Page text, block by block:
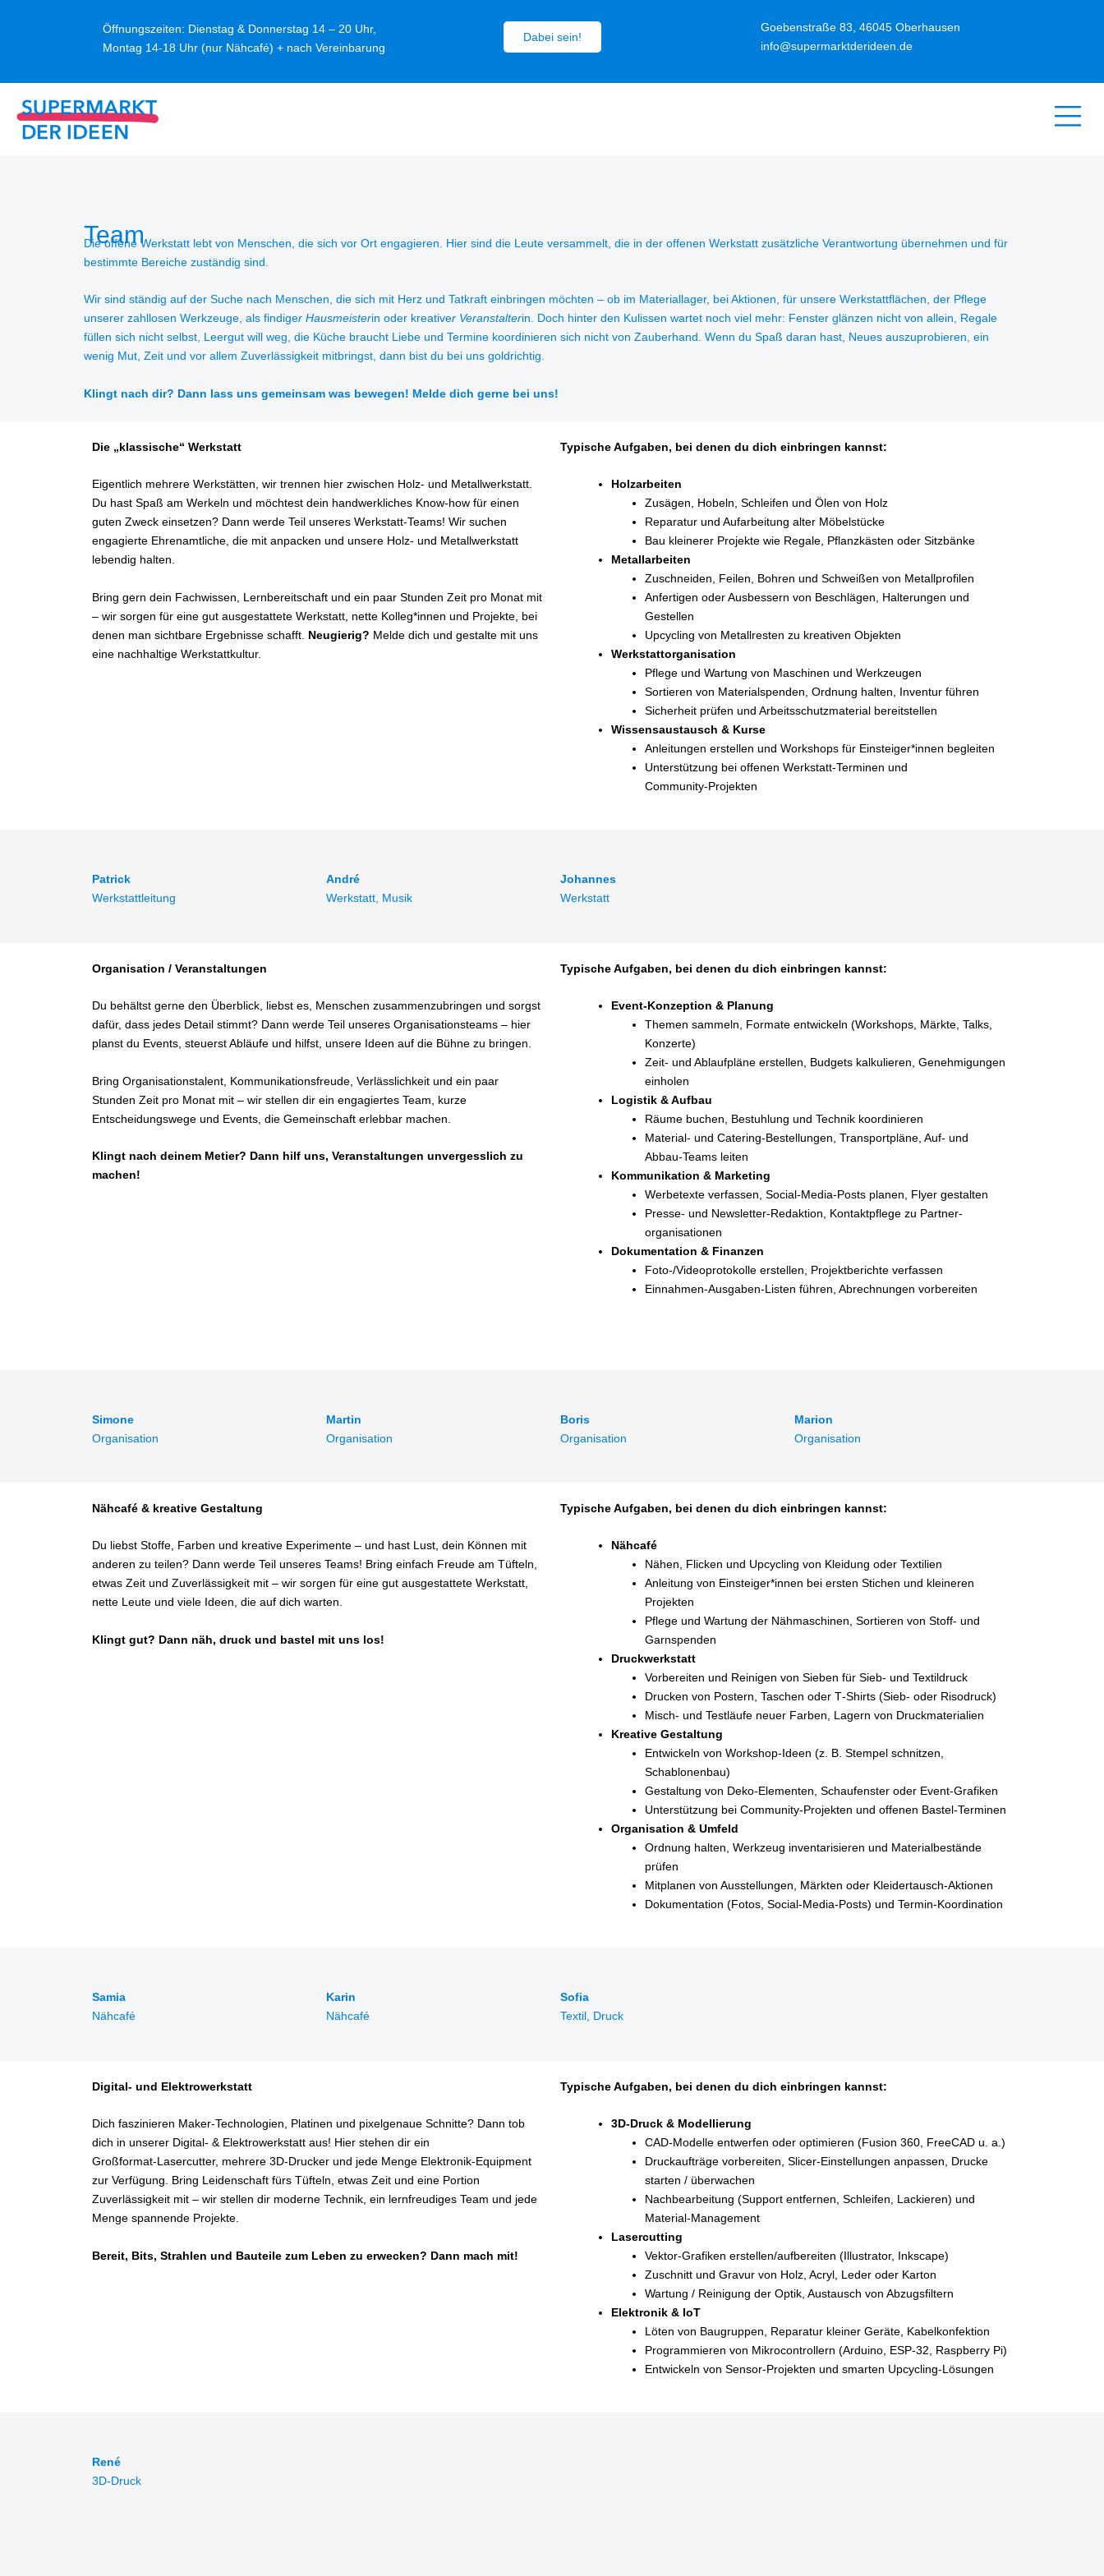
Öffnungszeiten: Dienstag & Donnerstag 14 – 20 Uhr,
Montag 14-18 Uhr (nur Nähcafé) + nach Vereinbarung
Dabei sein!
Goebenstraße 83, 46045 Oberhausen
info@supermarktderideen.de
Team
Die offene Werkstatt lebt von Menschen, die sich vor Ort engagieren. Hier sind die Leute versammelt, die in der offenen Werkstatt zusätzliche Verantwortung übernehmen und für
bestimmte Bereiche zuständig sind.
Wir sind ständig auf der Suche nach Menschen, die sich mit Herz und Tatkraft einbringen möchten – ob im Materiallager, bei Aktionen, für unsere Werkstattflächen, der Pflege
unserer zahllosen Werkzeuge, als findiger Hausmeisterin oder kreativer Veranstalterin. Doch hinter den Kulissen wartet noch viel mehr: Fenster glänzen nicht von allein, Regale
füllen sich nicht selbst, Leergut will weg, die Küche braucht Liebe und Termine koordinieren sich nicht von Zauberhand. Wenn du Spaß daran hast, Neues auszuprobieren, ein
wenig Mut, Zeit und vor allem Zuverlässigkeit mitbringst, dann bist du bei uns goldrichtig.
Klingt nach dir? Dann lass uns gemeinsam was bewegen! Melde dich gerne bei uns!
Die „klassische“ Werkstatt
Eigentlich mehrere Werkstätten, wir trennen hier zwischen Holz- und Metallwerkstatt.
Du hast Spaß am Werkeln und möchtest dein handwerkliches Know‑how für einen
guten Zweck einsetzen? Dann werde Teil unseres Werkstatt‑Teams! Wir suchen
engagierte Ehrenamtliche, die mit anpacken und unsere Holz‑ und Metallwerkstatt
lebendig halten.
Bring gern dein Fachwissen, Lernbereitschaft und ein paar Stunden Zeit pro Monat mit
– wir sorgen für eine gut ausgestattete Werkstatt, nette Kolleg*innen und Projekte, bei
denen man sichtbare Ergebnisse schafft. Neugierig? Melde dich und gestalte mit uns
eine nachhaltige Werkstattkultur.
Typische Aufgaben, bei denen du dich einbringen kannst:
Holzarbeiten
Zusägen, Hobeln, Schleifen und Ölen von Holz
Reparatur und Aufarbeitung alter Möbelstücke
Bau kleinerer Projekte wie Regale, Pflanzkästen oder Sitzbänke
Metallarbeiten
Zuschneiden, Feilen, Bohren und Schweißen von Metallprofilen
Anfertigen oder Ausbessern von Beschlägen, Halterungen und
Gestellen
Upcycling von Metallresten zu kreativen Objekten
Werkstattorganisation
Pflege und Wartung von Maschinen und Werkzeugen
Sortieren von Materialspenden, Ordnung halten, Inventur führen
Sicherheit prüfen und Arbeitsschutzmaterial bereitstellen
Wissensaustausch & Kurse
Anleitungen erstellen und Workshops für Einsteiger*innen begleiten
Unterstützung bei offenen Werkstatt‑Terminen und
Community‑Projekten
Patrick
Werkstattleitung
André
Werkstatt, Musik
Johannes
Werkstatt
Organisation / Veranstaltungen
Du behältst gerne den Überblick, liebst es, Menschen zusammenzubringen und sorgst
dafür, dass jedes Detail stimmt? Dann werde Teil unseres Organisationsteams – hier
planst du Events, steuerst Abläufe und hilfst, unsere Ideen auf die Bühne zu bringen.
Bring Organisationstalent, Kommunikationsfreude, Verlässlichkeit und ein paar
Stunden Zeit pro Monat mit – wir stellen dir ein engagiertes Team, kurze
Entscheidungswege und Events, die Gemeinschaft erlebbar machen.
Klingt nach deinem Metier? Dann hilf uns, Veranstaltungen unvergesslich zu
machen!
Typische Aufgaben, bei denen du dich einbringen kannst:
Event‑Konzeption & Planung
Themen sammeln, Formate entwickeln (Workshops, Märkte, Talks,
Konzerte)
Zeit‑ und Ablaufpläne erstellen, Budgets kalkulieren, Genehmigungen
einholen
Logistik & Aufbau
Räume buchen, Bestuhlung und Technik koordinieren
Material‑ und Catering‑Bestellungen, Transport­pläne, Auf‑ und
Abbau‑Teams leiten
Kommunikation & Marketing
Werbetexte verfassen, Social‑Media‑Posts planen, Flyer gestalten
Presse‑ und Newsletter‑Redaktion, Kontaktpflege zu Partner­
organisationen
Dokumentation & Finanzen
Foto‑/Videoprotokolle erstellen, Projektberichte verfassen
Einnahmen-Ausgaben‑Listen führen, Abrechnungen vorbereiten
Simone
Organisation
Martin
Organisation
Boris
Organisation
Marion
Organisation
Nähcafé & kreative Gestaltung
Du liebst Stoffe, Farben und kreative Experimente – und hast Lust, dein Können mit
anderen zu teilen? Dann werde Teil unseres Teams! Bring einfach Freude am Tüfteln,
etwas Zeit und Zuverlässigkeit mit – wir sorgen für eine gut ausgestattete Werkstatt,
nette Leute und viele Ideen, die auf dich warten.
Klingt gut? Dann näh, druck und bastel mit uns los!
Typische Aufgaben, bei denen du dich einbringen kannst:
Nähcafé
Nähen, Flicken und Upcycling von Kleidung oder Textilien
Anleitung von Einsteiger*innen bei ersten Stichen und kleineren
Projekten
Pflege und Wartung der Nähmaschinen, Sortieren von Stoff‑ und
Garnspenden
Druckwerkstatt
Vorbereiten und Reinigen von Sieben für Sieb‑ und Textildruck
Drucken von Postern, Taschen oder T‑Shirts (Sieb‑ oder Risodruck)
Misch‑ und Testläufe neuer Farben, Lagern von Druckmaterialien
Kreative Gestaltung
Entwickeln von Workshop‑Ideen (z. B. Stempel schnitzen,
Schablonenbau)
Gestaltung von Deko‑Elementen, Schaufenster oder Event‑Grafiken
Unterstützung bei Community‑Projekten und offenen Bastel‑Terminen
Organisation & Umfeld
Ordnung halten, Werkzeug inventarisieren und Materialbestände
prüfen
Mitplanen von Ausstellungen, Märkten oder Kleidertausch‑Aktionen
Dokumentation (Fotos, Social‑Media‑Posts) und Termin‑Koordination
Samia
Nähcafé
Karin
Nähcafé
Sofia
Textil, Druck
Digital- und Elektrowerkstatt
Dich faszinieren Maker‑Technologien, Platinen und pixelgenaue Schnitte? Dann tob
dich in unserer Digital‑ & Elektrowerkstatt aus! Hier stehen dir ein
Großformat‑Lasercutter, mehrere 3D‑Drucker und jede Menge Elektronik‑Equipment
zur Verfügung. Bring Leidenschaft fürs Tüfteln, etwas Zeit und eine Portion
Zuverlässigkeit mit – wir stellen dir moderne Technik, ein lernfreudiges Team und jede
Menge spannende Projekte.
Bereit, Bits, Strahlen und Bauteile zum Leben zu erwecken? Dann mach mit!
Typische Aufgaben, bei denen du dich einbringen kannst:
3D‑Druck & Modellierung
CAD‑Modelle entwerfen oder optimieren (Fusion 360, FreeCAD u. a.)
Druckaufträge vorbereiten, Slicer‑Einstellungen anpassen, Drucke
starten / überwachen
Nachbearbeitung (Support entfernen, Schleifen, Lackieren) und
Material‑Management
Lasercutting
Vektor‑Grafiken erstellen/aufbereiten (Illustrator, Inkscape)
Zuschnitt und Gravur von Holz, Acryl, Leder oder Karton
Wartung / Reinigung der Optik, Austausch von Abzugsfiltern
Elektronik & IoT
Löten von Baugruppen, Reparatur kleiner Geräte, Kabel­konfektion
Programmieren von Mikrocontrollern (Arduino, ESP‑32, Raspberry Pi)
Entwickeln von Sensor‑Projekten und smarten Upcycling‑Lösungen
René
3D-Druck